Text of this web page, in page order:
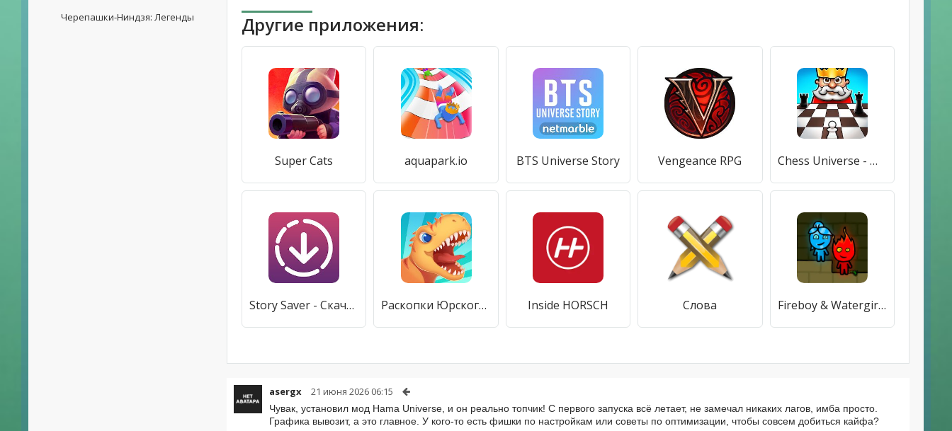
Черепашки-Ниндзя: Легенды Другие приложения:
Super Cats aquapark.io BTS Universe Story Vengeance RPG Chess Universe - Шахматы: Играй онлайн и офлайн
Story Saver - Скачать Story, IGTV, Highlight Раскопки Юрского Периода Inside HORSCH Слова Fireboy & Watergirl: Forest
asergx 21 июня 2026 06:15
Чувак, установил мод Hama Universe, и он реально топчик! С первого запуска всё летает, не замечал никаких лагов, имба просто.
Графика вывозит, а это главное. У кого-то есть фишки по настройкам или советы по оптимизации, чтобы совсем добиться кайфа?